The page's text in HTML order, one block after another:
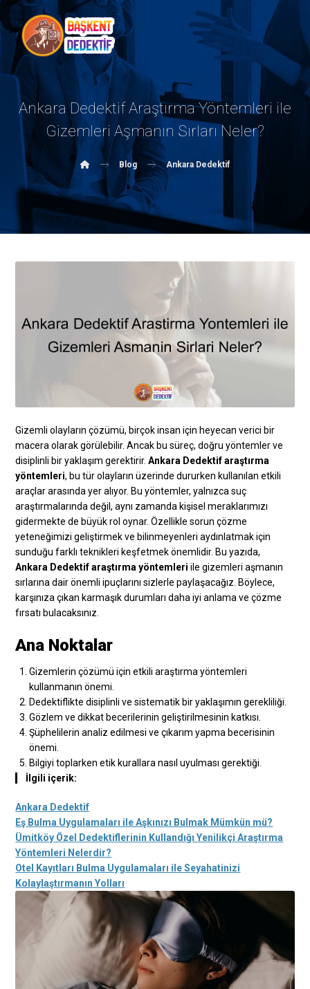
Ankara Dedektif Araştırma Yöntemleri ile
Gizemleri Aşmanın Sırları Neler?
Blog Ankara Dedektif
Gizemli olayların çözümü, birçok insan için heyecan verici bir
macera olarak görülebilir. Ancak bu süreç, doğru yöntemler ve
disiplinli bir yaklaşım gerektirir.Ankara Dedektif araştırma
yöntemleri, bu tür olayların üzerinde dururken kullanılan etkili
araçlar arasında yer alıyor. Bu yöntemler, yalnızca suç
araştırmalarında değil, aynı zamanda kişisel meraklarımızı
gidermekte de büyük rol oynar. Özellikle sorun çözme
yeteneğimizi geliştirmek ve bilinmeyenleri aydınlatmak için
sunduğu farklı teknikleri keşfetmek önemlidir. Bu yazıda,
Ankara Dedektif araştırma yöntemleri ile gizemleri aşmanın
sırlarına dair önemli ipuçlarını sizlerle paylaşacağız. Böylece,
karşınıza çıkan karmaşık durumları daha iyi anlama ve çözme
fırsatı bulacaksınız.
Ana Noktalar
Gizemlerin çözümü için etkili araştırma yöntemleri
kullanmanın önemi.
Dedektiflikte disiplinli ve sistematik bir yaklaşımın gerekliliği.
Gözlem ve dikkat becerilerinin geliştirilmesinin katkısı.
Şüphelilerin analiz edilmesi ve çıkarım yapma becerisinin
önemi.
Bilgiyi toplarken etik kurallara nasıl uyulması gerektiği.
İlgili içerik:
Ankara Dedektif
Eş Bulma Uygulamaları ile Aşkınızı Bulmak Mümkün mü?
Ümitköy Özel Dedektiflerinin Kullandığı Yenilikçi Araştırma
Yöntemleri Nelerdir?
Otel Kayıtları Bulma Uygulamaları ile Seyahatinizi
Kolaylaştırmanın Yolları